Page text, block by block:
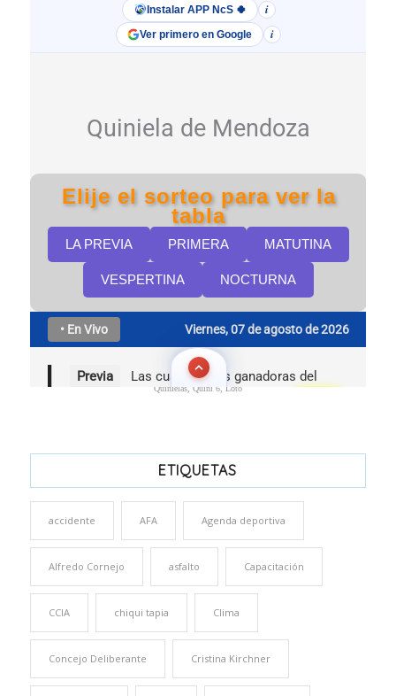
Quinielas, Quini 6, Loto
ETIQUETAS
accidente AFA Agenda deportiva
Alfredo Cornejo asfalto Capacitación
CCIA chiqui tapia Clima
Concejo Deliberante Cristina Kirchner